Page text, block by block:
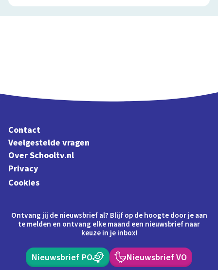
Contact
Veelgestelde vragen
Over Schooltv.nl
Privacy
Cookies
Ontvang jij de nieuwsbrief al? Blijf op de hoogte door je aan
te melden en ontvang elke maand een nieuwsbrief naar
keuze in je inbox!
Nieuwsbrief PO Nieuwsbrief VO